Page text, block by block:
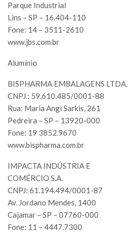
Parque Industrial
Lins – SP – 16.404-110
Fone: 14 – 3511-2610
www.jbs.com.br
Alumínio
BISPHARMA EMBALAGENS LTDA.
CNPJ.: 59.610.485/0001-88
Rua: Maria Angi Sarkis, 261
Pedreira – SP – 13920-000
Fone: 19 3852.9670
www.bispharma.com.br
IMPACTA INDÚSTRIA E
COMÉRCIO S.A.
CNPJ: 61.194.494/0001-87
Av. Jordano Mendes, 1400
Cajamar – SP – 07760-000
Fone: 11 – 4447.7300